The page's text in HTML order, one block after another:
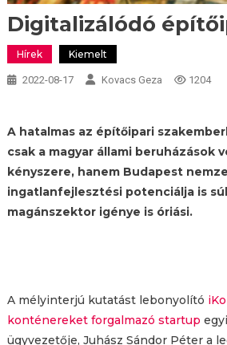
Digitalizálódó
Hírek Kiemelt
2022-08-17 Kovacs Geza 1204
A hatalmas az építőipari
csak a magyar állami beruházások
kényszere, hanem Budapest
ingatlanfejlesztési potenciálja is
magánszektor igénye is óriási.
A mélyinterjú kutatást lebonyolító
konténereket forgalmazó startup
ügyvezetője, Juhász Sándor Péter a